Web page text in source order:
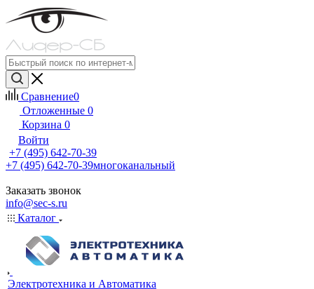
Сравнение0
Отложенные 0
Корзина 0
Войти
+7 (495) 642-70-39
+7 (495) 642-70-39многоканальный
Заказать звонок
info@sec-s.ru
Каталог
Электротехника и Автоматика